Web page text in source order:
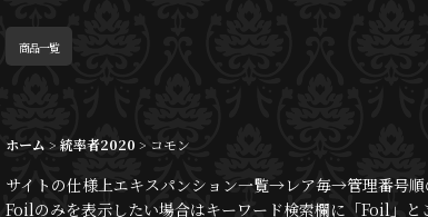
商品一覧
ホーム > 統率者2020 > コモン
サイトの仕様上エキスパンション一覧→レア毎→管理番号順
Foilのみを表示したい場合はキーワード検索欄に「Foil」と